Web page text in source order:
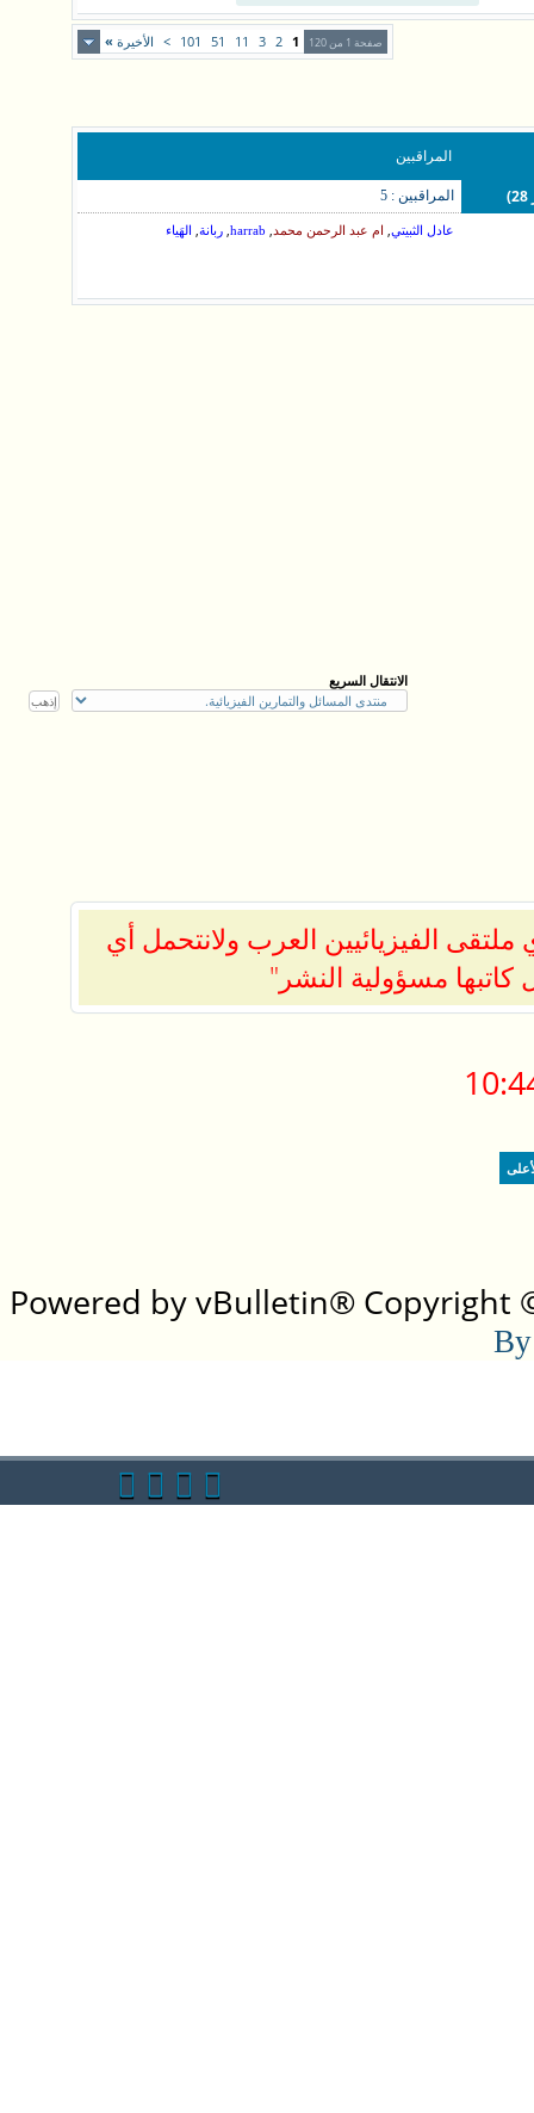
صفحة 1 من 120 1
2
3
11
51
101
> الأخيرة »
المراقبين
المراقبين : 5
عادل الثبيتي, ام عبد الرحمن محمد ,
harrab
, ربانة, الهَياء
الانتقال السريع
الفيزيائيين العرب ولانتحمل أي
مسؤولية النشر"
Powered by vBulletin® Copyright